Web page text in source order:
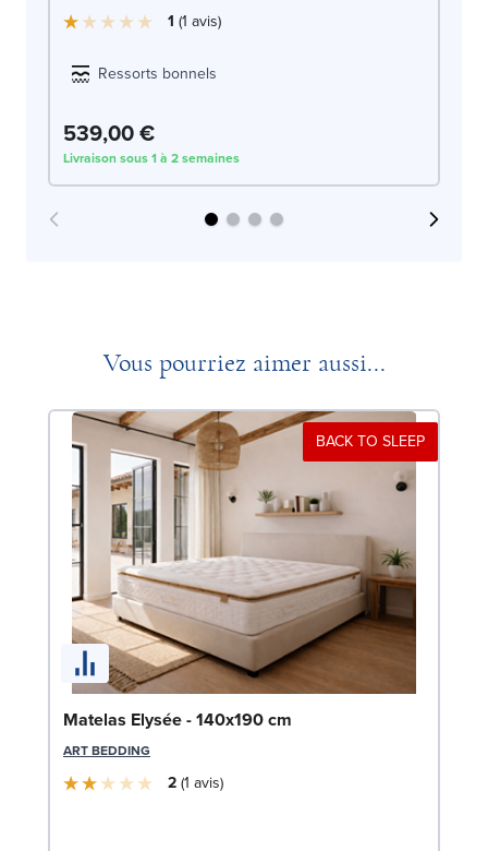
1 1 avis
Ressorts bonnels
539,00 €
Livraison sous 1 à 2 semaines
Vous pourriez aimer aussi...
BACK TO SLEEP
Matelas Elysée - 140x190 cm
ART BEDDING
2 1 avis